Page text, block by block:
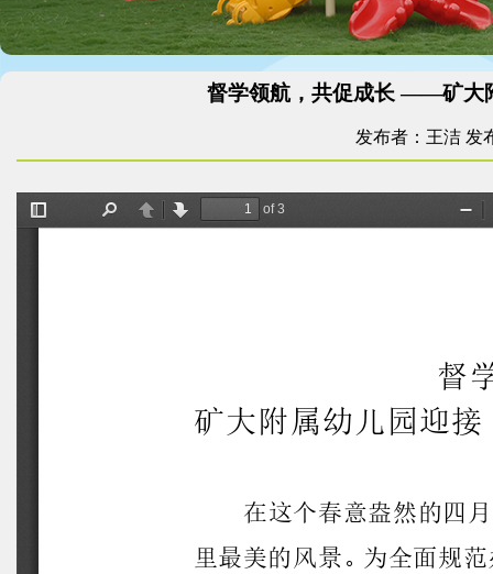
督学领航，共促成长 ——矿大
发布者：王洁 发